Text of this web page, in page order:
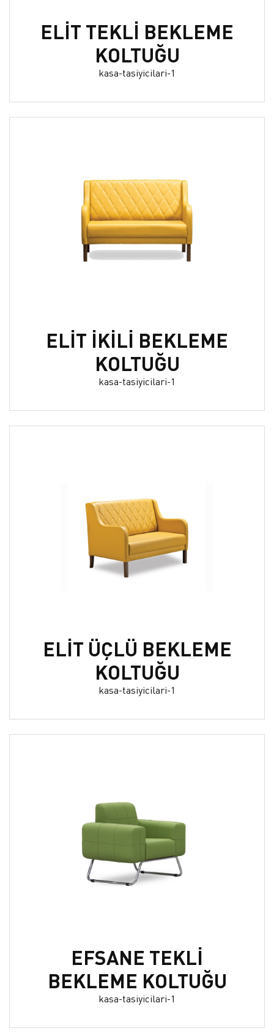
ELİT TEKLİ BEKLEME
KOLTUĞU
kasa-tasiyicilari-1
ELİT İKİLİ BEKLEME
KOLTUĞU
kasa-tasiyicilari-1
ELİT ÜÇLÜ BEKLEME
KOLTUĞU
kasa-tasiyicilari-1
EFSANE TEKLİ
BEKLEME KOLTUĞU
kasa-tasiyicilari-1